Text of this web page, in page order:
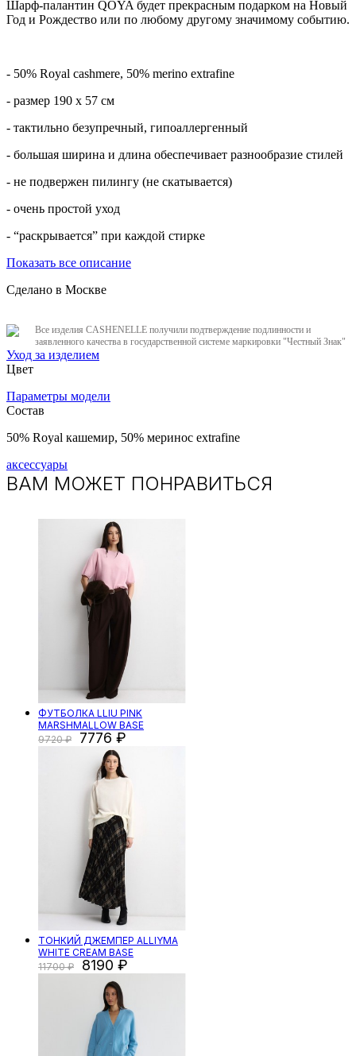
Шарф-палантин QOYA будет прекрасным подарком на Новый
Год и Рождество или по любому другому значимому событию.
- 50% Royal cashmere, 50% merino extrafine
- размер 190 х 57 см
- тактильно безупречный, гипоаллергенный
- большая ширина и длина обеспечивает разнообразие стилей
- не подвержен пилингу (не скатывается)
- очень простой уход
- “раскрывается” при каждой стирке
Показать все описание
Сделано в Москве
Все изделия CASHENELLE получили подтверждение подлинности и
заявленного качества в государственной системе маркировки "Честный Знак"
Уход за изделием
Цвет
Параметры модели
Состав
50% Royal кашемир, 50% меринос extrafine
аксессуары
ВАМ МОЖЕТ ПОНРАВИТЬСЯ
ФУТБОЛКА LLIU PINK
MARSHMALLOW BASE
9720
7776
ТОНКИЙ ДЖЕМПЕР ALLIYMA
WHITE CREAM BASE
11700
8190